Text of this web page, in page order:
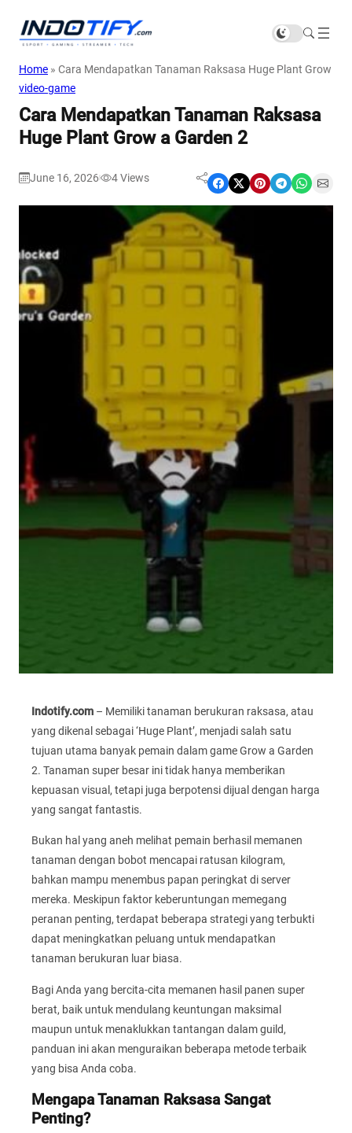
Home » Cara Mendapatkan Tanaman Raksasa Huge Plant Grow a
video-game
Cara Mendapatkan Tanaman Raksasa
Huge Plant Grow a Garden 2
June 16, 2026 4Views Share on Facebook Share on X Share on Pinterest Share on Telegram Share on WhatsApp Share on Email
Indotify.com – Memiliki tanaman berukuran raksasa, atau
yang dikenal sebagai ‘Huge Plant’, menjadi salah satu
tujuan utama banyak pemain dalam game Grow a Garden
2. Tanaman super besar ini tidak hanya memberikan
kepuasan visual, tetapi juga berpotensi dijual dengan harga
yang sangat fantastis.
Bukan hal yang aneh melihat pemain berhasil memanen
tanaman dengan bobot mencapai ratusan kilogram,
bahkan mampu menembus papan peringkat di server
mereka. Meskipun faktor keberuntungan memegang
peranan penting, terdapat beberapa strategi yang terbukti
dapat meningkatkan peluang untuk mendapatkan
tanaman berukuran luar biasa.
Bagi Anda yang bercita-cita memanen hasil panen super
berat, baik untuk mendulang keuntungan maksimal
maupun untuk menaklukkan tantangan dalam guild,
panduan ini akan menguraikan beberapa metode terbaik
yang bisa Anda coba.
Mengapa Tanaman Raksasa Sangat
Penting?